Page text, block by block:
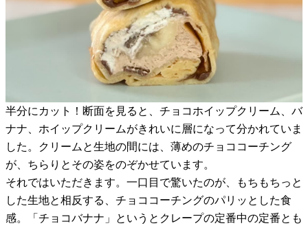
半分にカット！断面を見ると、チョコホイップクリーム、バ
ナナ、ホイップクリームがきれいに層になって分かれていま
した。クリームと生地の間には、薄めのチョココーチング
が、ちらりとその姿をのぞかせています。
それではいただきます。一口目で驚いたのが、もちもちっと
した生地と相反する、チョココーチングのパリッとした食
感。「チョコバナナ」というとクレープの定番中の定番とも